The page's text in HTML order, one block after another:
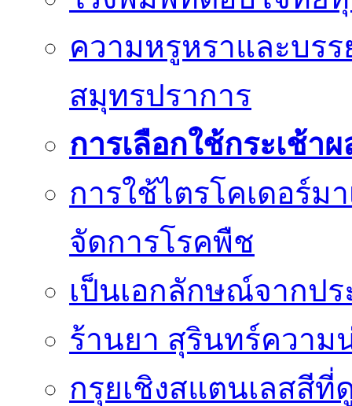
ความหรูหราและบร
สมุทรปราการ
การเลือกใช้กระเช้า
การใช้ไตรโคเดอร์
จัดการโรคพืช
เป็นเอกลักษณ์จากป
ร้านยา สุรินทร์ความ
กรุยเชิงสแตนเลสสี